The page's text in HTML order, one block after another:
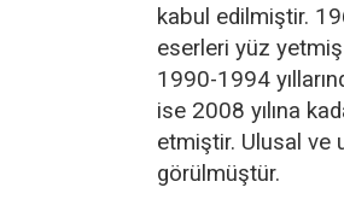
kabul edilmiştir.
eserleri yüz
1990-1994
ise 2008 yılına
etmiştir. Ulusal ve
görülmüştür.